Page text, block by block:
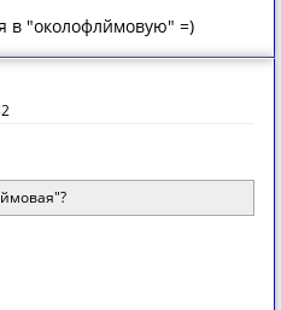
в "околофлймовую" =)